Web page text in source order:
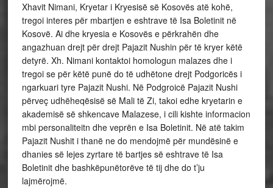
Xhavit Nimani, Kryetar i Kryesisë së Kosovës atë kohë,
tregoi interes për mbartjen e eshtrave të Isa Boletinit në
Kosovë. Ai dhe kryesia e Kosovës e përkrahën dhe
angazhuan drejt për drejt Pajazit Nushin për të kryer këtë
detyrë. Xh. Nimani kontaktoi homologun malazes dhe i
tregoi se për këtë punë do të udhëtone drejt Podgoricës i
ngarkuari tyre Pajazit Nushi. Në Podgroicë Pajazit Nushi
përveç udhëheqësisë së Mali të Zi, takoi edhe kryetarin e
akademisë së shkencave Malazese, i cili kishte informacion
mbi personaliteitn dhe veprën e Isa Boletinit. Në atë takim
Pajazit Nushit i thanë ne do mendojmë për mundësinë e
dhanies së lejes zyrtare të bartjes së eshtrave të Isa
Boletinit dhe bashkëpunëtorëve të tij dhe do t’ju
lajmërojmë.